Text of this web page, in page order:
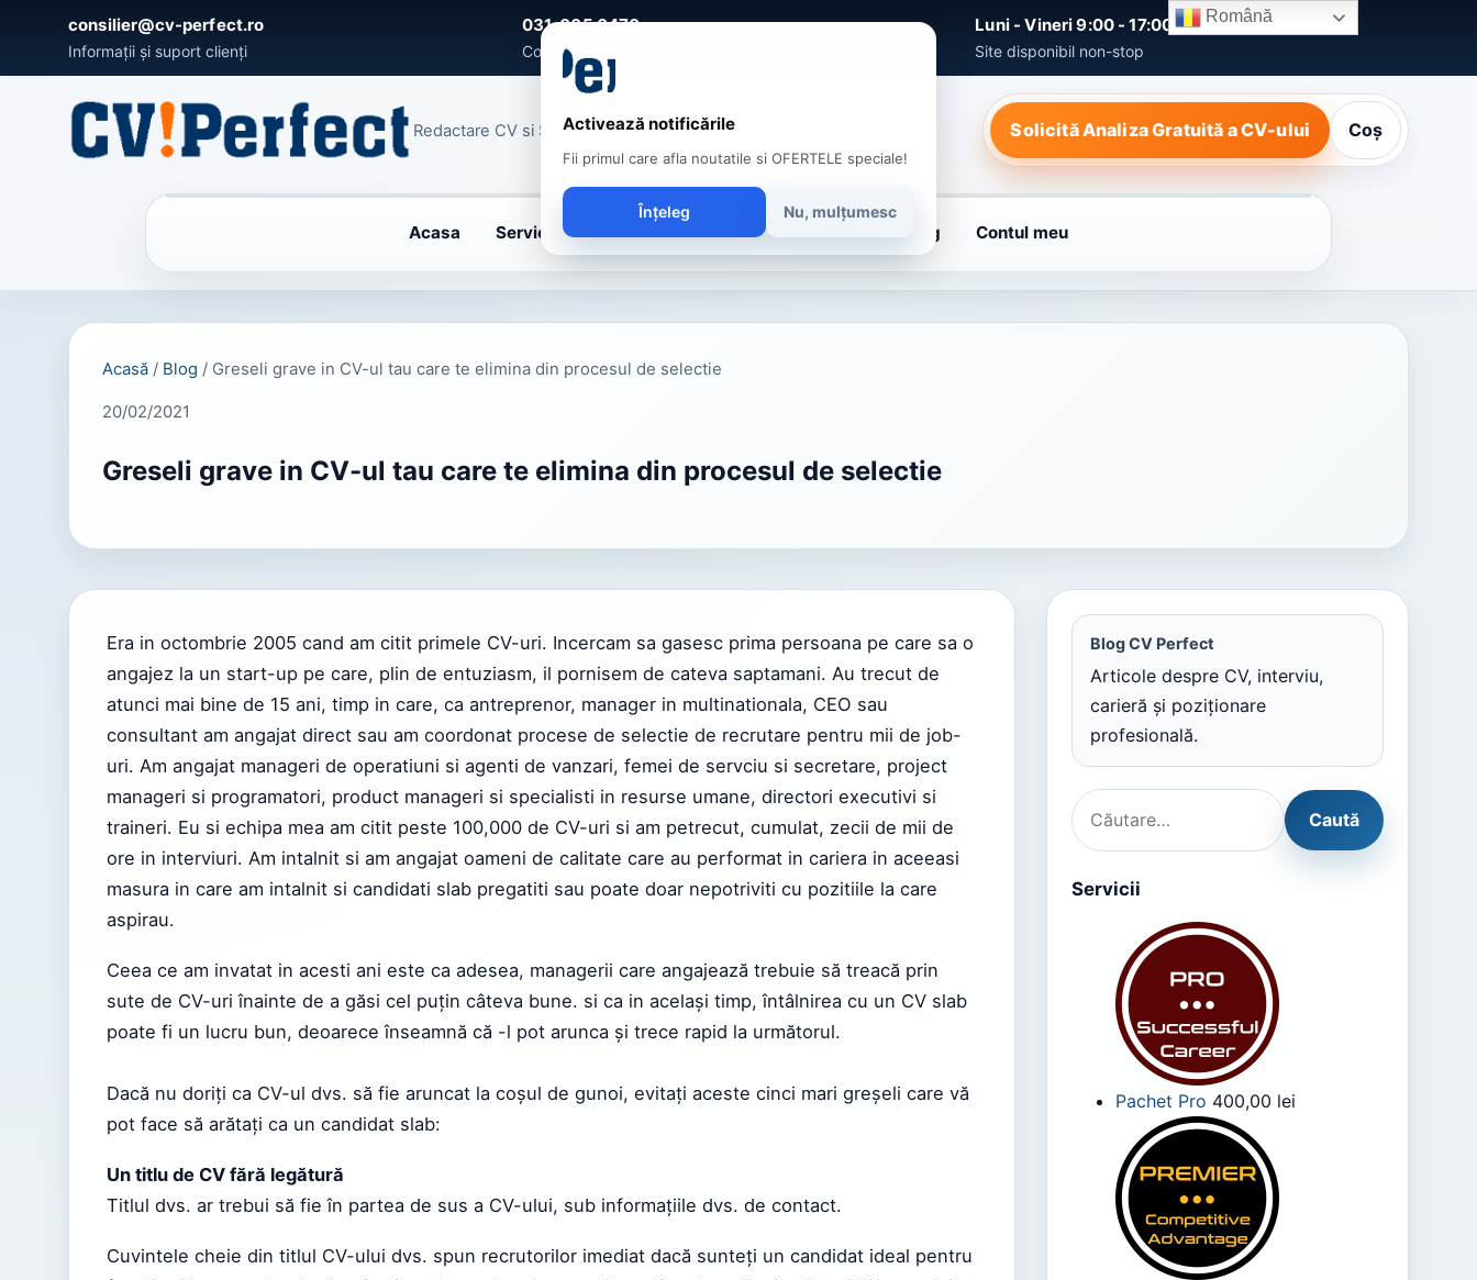
consilier@cv-perfect.ro
Informații și suport clienți
031-005 0470
Comenzi, întrebări și recomandări
Luni - Vineri 9:00 - 17:00
Site disponibil non-stop
Redactare CV si Scrisori de Intentie Profesionale Solicită Analiza Gratuită a CV-ului Coș
Acasa Servicii Despre Noi F.A.Q. Contact Blog Contul meu
Acasă / Blog / Greseli grave in CV-ul tau care te elimina din procesul de selectie
20/02/2021
Greseli grave in CV-ul tau care te elimina din procesul de selectie
Era in octombrie 2005 cand am citit primele CV-uri. Incercam sa gasesc prima persoana pe care sa o
angajez la un start-up pe care, plin de entuziasm, il pornisem de cateva saptamani. Au trecut de
atunci mai bine de 15 ani, timp in care, ca antreprenor, manager in multinationala, CEO sau
consultant am angajat direct sau am coordonat procese de selectie de recrutare pentru mii de job-
uri. Am angajat manageri de operatiuni si agenti de vanzari, femei de servciu si secretare, project
manageri si programatori, product manageri si specialisti in resurse umane, directori executivi si
traineri. Eu si echipa mea am citit peste 100,000 de CV-uri si am petrecut, cumulat, zecii de mii de
ore in interviuri. Am intalnit si am angajat oameni de calitate care au performat in cariera in aceeasi
masura in care am intalnit si candidati slab pregatiti sau poate doar nepotriviti cu pozitiile la care
aspirau.
Ceea ce am invatat in acesti ani este ca adesea, managerii care angajează trebuie să treacă prin
sute de CV-uri înainte de a găsi cel puțin câteva bune. si ca in același timp, întâlnirea cu un CV slab
poate fi un lucru bun, deoarece înseamnă că -l pot arunca și trece rapid la următorul.
Dacă nu doriți ca CV-ul dvs. să fie aruncat la coșul de gunoi, evitați aceste cinci mari greșeli care vă
pot face să arătați ca un candidat slab:
Un titlu de CV fără legătură
Titlul dvs. ar trebui să fie în partea de sus a CV-ului, sub informațiile dvs. de contact.
Cuvintele cheie din titlul CV-ului dvs. spun recrutorilor imediat dacă sunteți un candidat ideal pentru
Blog CV Perfect
Articole despre CV, interviu,
carieră și poziționare
profesională.
Servicii
Pachet Pro 400,00 lei
Română
Activează notificările
Fii primul care afla noutatile si OFERTELE speciale!
Înțeleg Nu, mulțumesc